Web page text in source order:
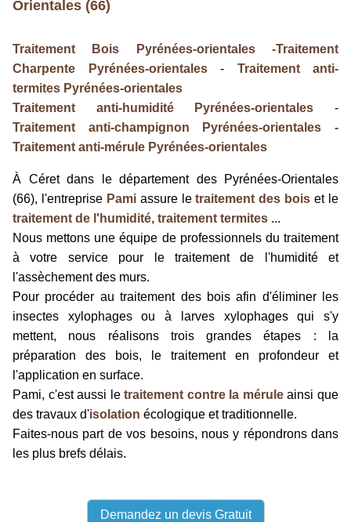
Orientales (66)
Traitement Bois Pyrénées-orientales -Traitement
Charpente Pyrénées-orientales- Traitement anti-
termites Pyrénées-orientales
Traitement anti-humidité Pyrénées-orientales -
Traitement anti-champignon Pyrénées-orientales -
Traitement anti-mérule Pyrénées-orientales
À Céret dans le département des Pyrénées-Orientales
(66), l'entreprise Pamiassure letraitement des bois et le
traitement de l'humidité, traitement termites ...
Nous mettons une équipe de professionnels du traitement
à votre service pour le traitement de l'humidité et
l'assèchement des murs.
Pour procéder au traitement des bois afin d'éliminer les
insectes xylophages ou à larves xylophages qui s'y
mettent, nous réalisons trois grandes étapes : la
préparation des bois, le traitement en profondeur et
l'application en surface.
Pami, c'est aussi letraitement contre la méruleainsi que
des travaux d'isolation écologique et traditionnelle.
Faites-nous part de vos besoins, nous y répondrons dans
les plus brefs délais.
Demandez un devis Gratuit